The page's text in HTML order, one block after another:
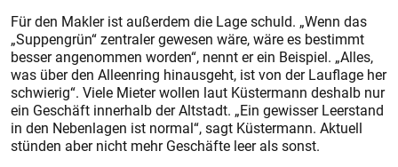
Für den Makler ist außerdem die Lage schuld. „Wenn das
„Suppengrün“ zentraler gewesen wäre, wäre es bestimmt
besser angenommen worden“, nennt er ein Beispiel. „Alles,
was über den Alleenring hinausgeht, ist von der Lauflage her
schwierig“. Viele Mieter wollen laut Küstermann deshalb nur
ein Geschäft innerhalb der Altstadt. „Ein gewisser Leerstand
in den Nebenlagen ist normal“, sagt Küstermann. Aktuell
stünden aber nicht mehr Geschäfte leer als sonst.